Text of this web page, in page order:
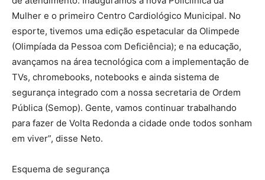
Mulher e o primeiro Centro Cardiológico Municipal. No
esporte, tivemos uma edição espetacular da Olimpede
(Olimpíada da Pessoa com Deficiência); e na educação,
avançamos na área tecnológica com a implementação de
TVs, chromebooks, notebooks e ainda sistema de
segurança integrado com a nossa secretaria de Ordem
Pública (Semop). Gente, vamos continuar trabalhando
para fazer de Volta Redonda a cidade onde todos sonham
em viver”, disse Neto.
Esquema de segurança